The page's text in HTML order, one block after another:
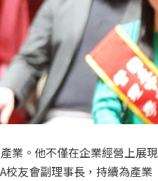
業。他不僅在企業經營上展現
校友會副理事長，持續為產業